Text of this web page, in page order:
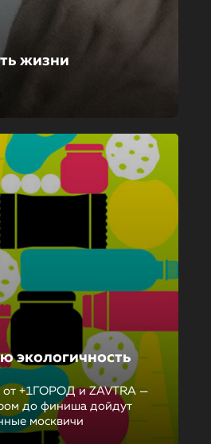
жизни
экологичность
от +1ГОРОД и ZAVTRA —
до финиша дойдут
москвичи